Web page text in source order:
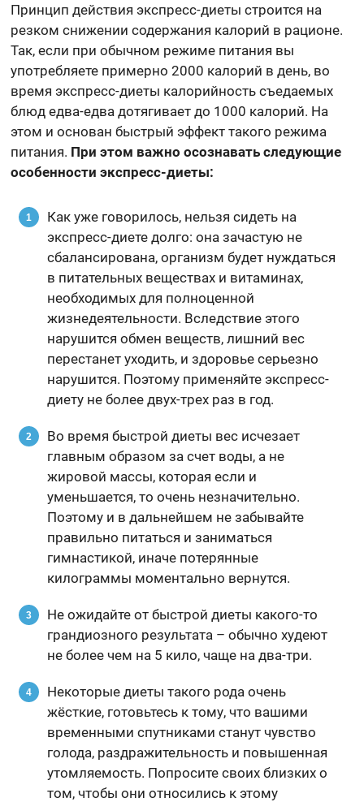
Принцип действия экспресс-диеты строится на
резком снижении содержания калорий в рационе.
Так, если при обычном режиме питания вы
употребляете примерно 2000 калорий в день, во
время экспресс-диеты калорийность съедаемых
блюд едва-едва дотягивает до 1000 калорий. На
этом и основан быстрый эффект такого режима
питания. При этом важно осознавать следующие
особенности экспресс-диеты:
Как уже говорилось, нельзя сидеть на
экспресс-диете долго: она зачастую не
сбалансирована, организм будет нуждаться
в питательных веществах и витаминах,
необходимых для полноценной
жизнедеятельности. Вследствие этого
нарушится обмен веществ, лишний вес
перестанет уходить, и здоровье серьезно
нарушится. Поэтому применяйте экспресс-
диету не более двух-трех раз в год.
Во время быстрой диеты вес исчезает
главным образом за счет воды, а не
жировой массы, которая если и
уменьшается, то очень незначительно.
Поэтому и в дальнейшем не забывайте
правильно питаться и заниматься
гимнастикой, иначе потерянные
килограммы моментально вернутся.
Не ожидайте от быстрой диеты какого-то
грандиозного результата – обычно худеют
не более чем на 5 кило, чаще на два-три.
Некоторые диеты такого рода очень
жёсткие, готовьтесь к тому, что вашими
временными спутниками станут чувство
голода, раздражительность и повышенная
утомляемость. Попросите своих близких о
том, чтобы они относились к этому